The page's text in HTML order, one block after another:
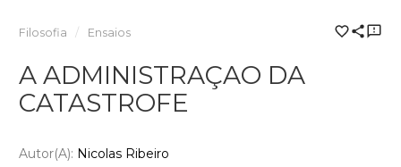
Filosofia Ensaios
A ADMINISTRAÇAO DA
CATASTROFE
Autor(a): Nicolas Ribeiro